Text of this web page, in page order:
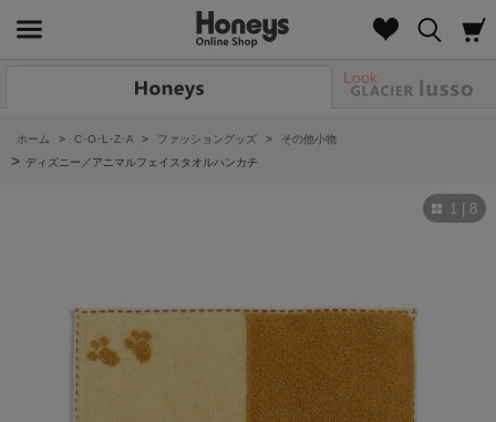
Look
ホーム > C･O･L･Z･A > ファッショングッズ > その他小物
> ディズニー／アニマルフェイスタオルハンカチ
1 | 8